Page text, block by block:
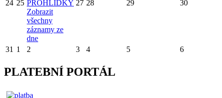
24 25 PROHLÍDKY
Zobrazit
všechny
záznamy ze
dne
27 28 29 30
31 1 2 3 4 5 6
PLATEBNÍ PORTÁL